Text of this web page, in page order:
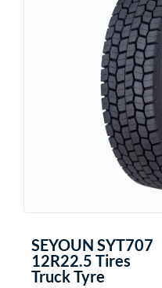
SEYOUN SYT707
12R22.5 Tires
Truck Tyre